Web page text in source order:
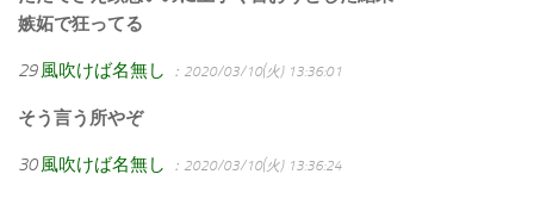
嫉妬で狂ってる
29 風吹けば名無し ：2020/03/10(火) 13:36:01
そう言う所やぞ
30 風吹けば名無し ：2020/03/10(火) 13:36:24